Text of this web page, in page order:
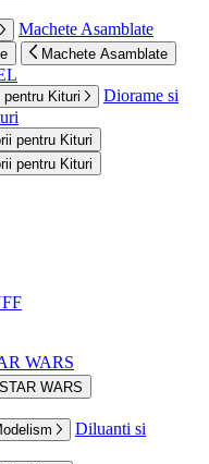
Machete Asamblate
Machete Asamblate
Kituri
Diorame si
pentru Kituri
pentru Kituri
WARS
STAR WARS
Diluanti si